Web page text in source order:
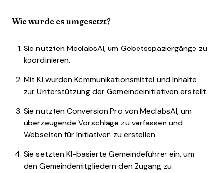
Wie wurde es umgesetzt?
Sie nutzten MeclabsAI, um Gebetsspaziergänge zu
koordinieren.
Mit KI wurden Kommunikationsmittel und Inhalte
zur Unterstützung der Gemeindeinitiativen erstellt.
Sie nutzten Conversion Pro von MeclabsAI, um
überzeugende Vorschläge zu verfassen und
Webseiten für Initiativen zu erstellen.
Sie setzten KI-basierte Gemeindeführer ein, um
den Gemeindemitgliedern den Zugang zu